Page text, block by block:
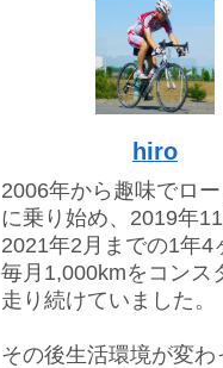
hiro
2006年から趣味でロ
に乗り始め、2019年
2021年2月までの1年4
毎月1,000kmをコンス
走り続けていました。
その後生活環境が変わ